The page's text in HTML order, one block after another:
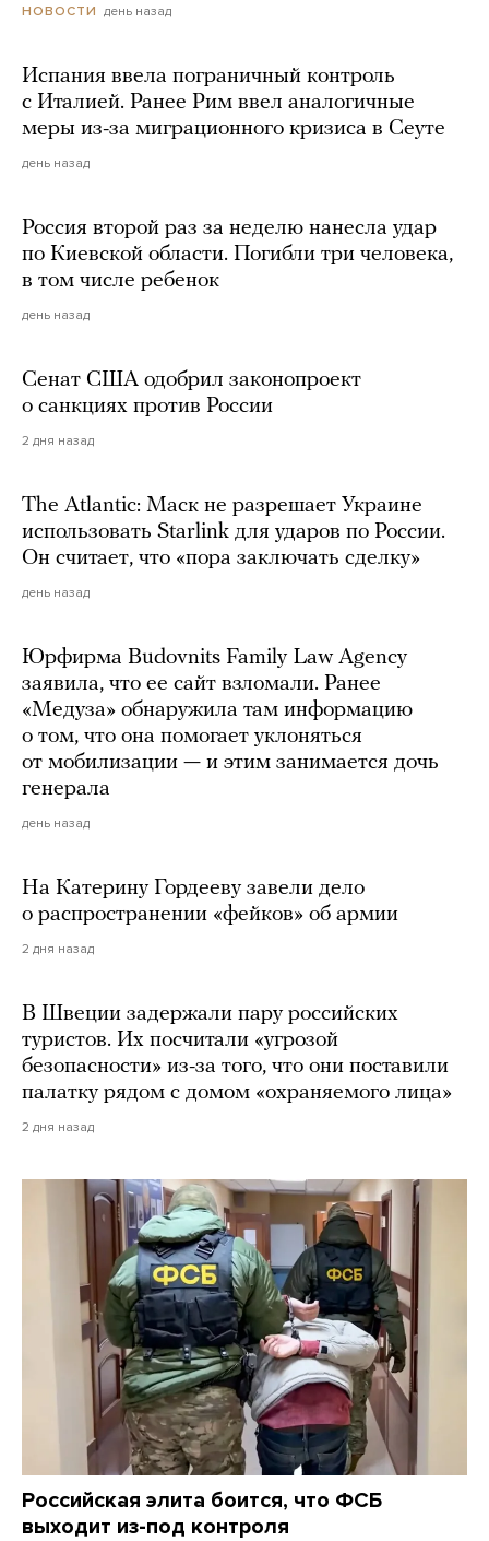
НОВОСТИ день назад
Испания ввела пограничный контроль
с Италией. Ранее Рим ввел аналогичные
меры из-за миграционного кризиса в Сеуте
день назад
Россия второй раз за неделю нанесла удар
по Киевской области. Погибли три человека,
в том числе ребенок
день назад
Сенат США одобрил законопроект
о санкциях против России
2 дня назад
The Atlantic: Маск не разрешает Украине
использовать Starlink для ударов по России.
Он считает, что «пора заключать сделку»
день назад
Юрфирма Budovnits Family Law Agency
заявила, что ее сайт взломали. Ранее
«Медуза» обнаружила там информацию
о том, что она помогает уклоняться
от мобилизации — и этим занимается дочь
генерала
день назад
На Катерину Гордееву завели дело
о распространении «фейков» об армии
2 дня назад
В Швеции задержали пару российских
туристов. Их посчитали «угрозой
безопасности» из-за того, что они поставили
палатку рядом с домом «охраняемого лица»
2 дня назад
Российская элита боится, что ФСБ
выходит из-под контроля